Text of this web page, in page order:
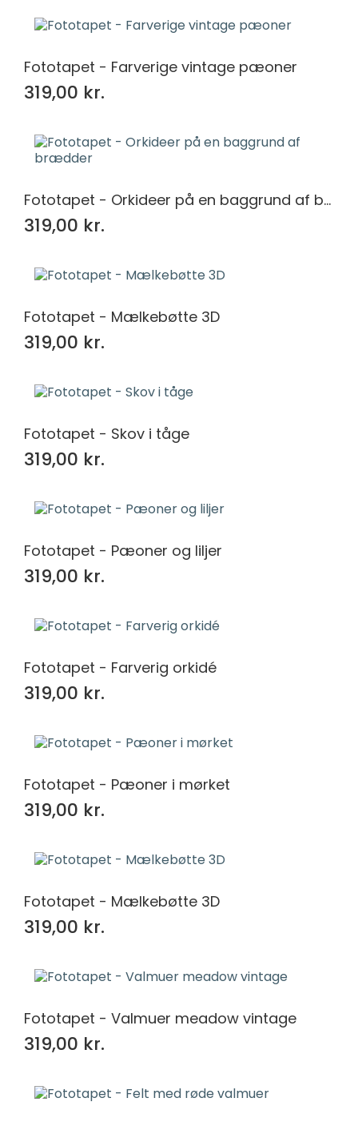
Fototapet - Farverige vintage pæoner
319,00 kr.
Fototapet - Orkideer på en baggrund af brædder
319,00 kr.
Fototapet - Mælkebøtte 3D
319,00 kr.
Fototapet - Skov i tåge
319,00 kr.
Fototapet - Pæoner og liljer
319,00 kr.
Fototapet - Farverig orkidé
319,00 kr.
Fototapet - Pæoner i mørket
319,00 kr.
Fototapet - Mælkebøtte 3D
319,00 kr.
Fototapet - Valmuer meadow vintage
319,00 kr.